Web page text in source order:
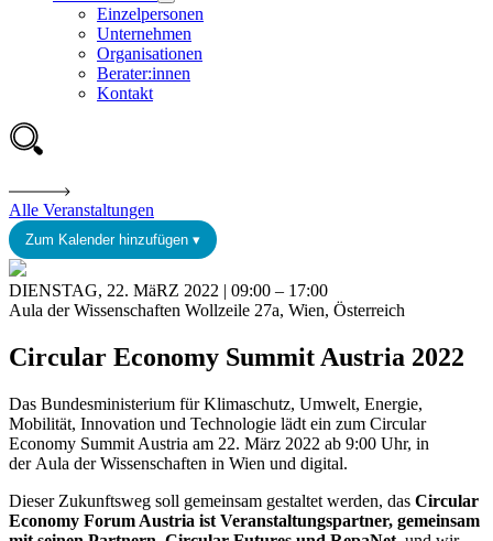
Einzelpersonen
Unternehmen
Organisationen
Berater:innen
Kontakt
Alle Veranstaltungen
Zum Kalender hinzufügen ▾
DIENSTAG, 22. MäRZ 2022 | 09:00 – 17:00
Aula der Wissenschaften Wollzeile 27a, Wien, Österreich
Circular Economy Summit Austria 2022
Das Bundesministerium für Klimaschutz, Umwelt, Energie,
Mobilität, Innovation und Technologie lädt ein zum Circular
Economy Summit Austria am 22. März 2022 ab 9:00 Uhr, in
der Aula der Wissenschaften in Wien und digital.
Dieser Zukunftsweg soll gemeinsam gestaltet werden, das Circular
Economy Forum Austria ist Veranstaltungspartner, gemeinsam